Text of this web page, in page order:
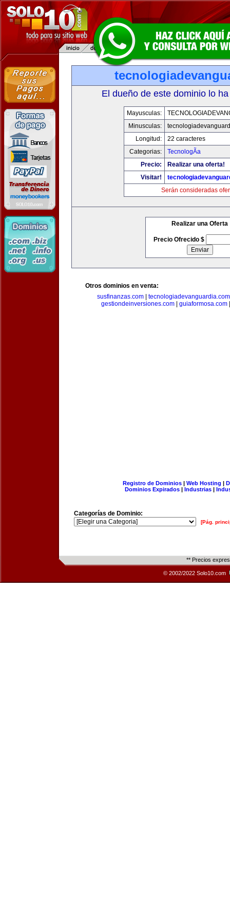
El dueño de este dominio lo
Mayusculas:
Minusculas:
Longitud:
22 caracteres
Categorias:
TecnologÃ­a
Precio:
Realizar una oferta!
Visitar!
Serán consideradas
Realizar una Oferta
Precio Ofrecido $
Otros dominios en venta:
susfinanzas.com| tecnologiadevanguardia.com
gestiondeinversiones.com| guiaformosa.com
Registro de Dominios| Web Hosting |
Dominios Expirados | Industrias |
Categorías de Dominio:
[Pág.
** Precios
© 2002/2022 Solo10.com